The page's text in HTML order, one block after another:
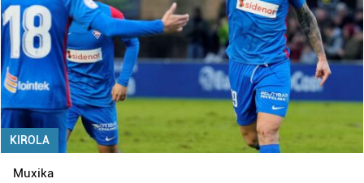
KIROLA
Muxika